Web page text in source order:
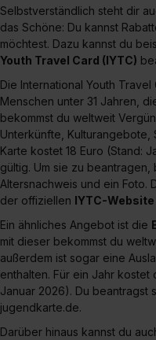
Selbstverständlich steht dir
das Schöne: Du kannst
möchtest. Dazu kannst du
Youth Travel Card (IYTC)
Die International Youth
Menschen unter 31 Jahren,
bekommst du weltweit
Unterkünfte, Kulturangebote,
Karte kostet 18 Euro (Stand:
gültig. Um sie zu beantragen,
Altersnachweis und ein Foto.
der offiziellen IYTC-Website
Ein ähnliches Angebot ist die
mit dieser bekommst du
außerdem ist sogar eine
enthalten. Für ein Jahr kostet
Januar 2026). Du beantragst
jugendkarte.de.
Darüber hinaus kannst du